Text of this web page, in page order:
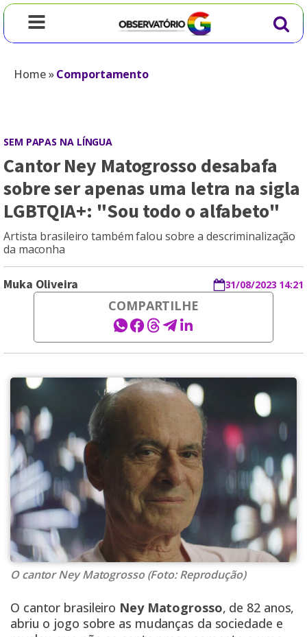
Home»Comportamento
SEM PAPAS NA LÍNGUA
Cantor Ney Matogrosso desabafa
sobre ser apenas uma letra na sigla
LGBTQIA+: "Sou todo o alfabeto"
Artista brasileiro também falou sobre a descriminalização
da maconha
Muka Oliveira 31/08/2023 14:21
COMPARTILHE
O cantor Ney Matogrosso (Foto: Reprodução)
O cantor brasileiro Ney Matogrosso, de 82 anos,
abriu o jogo sobre as mudanças da sociedade e